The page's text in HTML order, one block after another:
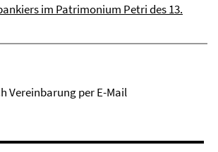
im Patrimonium Petri des 13.
Vereinbarung per E-Mail